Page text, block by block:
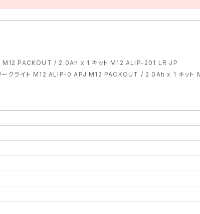
M12 PACKOUT / 2.0Ah x 1 キット M12 ALIP-201 LR JP
ークライト M12 ALIP-0 APJ M12 PACKOUT / 2.0Ah x 1 キッ